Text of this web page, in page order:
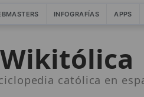
INFOGRAFÍAS APPS
Wikitólica
católica en